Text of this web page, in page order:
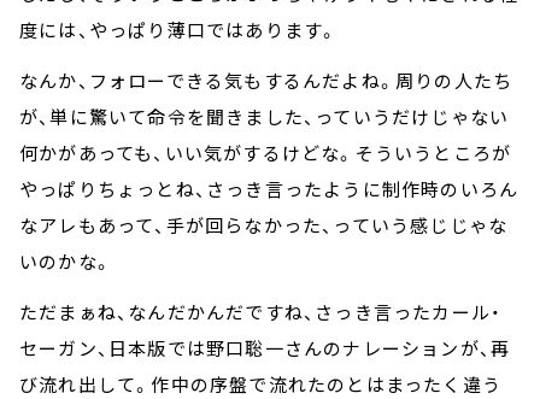
度には、やっぱり薄口ではあります。
なんか、フォローできる気もするんだよね。周りの人たち
が、単に驚いて命令を聞きました、っていうだけじゃない
何かがあっても、いい気がするけどな。そういうところが
やっぱりちょっとね、さっき言ったように制作時のいろん
なアレもあって、手が回らなかった、っていう感じじゃな
いのかな。
ただまぁね、なんだかんだですね、さっき言ったカール・
セーガン、日本版では野口聡一さんのナレーションが、再
び流れ出して。作中の序盤で流れたのとはまったく違う